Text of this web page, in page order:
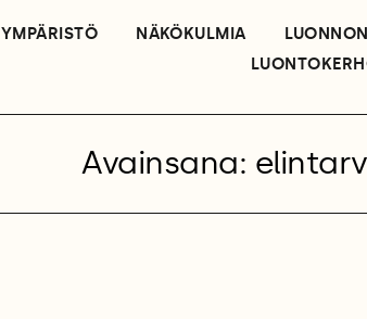
YMPÄRISTÖ NÄKÖKULMIA
Avainsana: